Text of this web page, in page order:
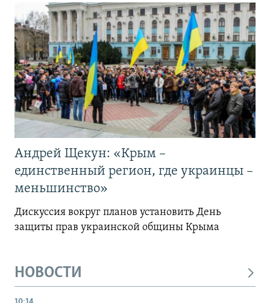
Андрей Щекун: «Крым –
единственный регион, где украинцы –
меньшинство»
Дискуссия вокруг планов установить День
защиты прав украинской общины Крыма
НОВОСТИ